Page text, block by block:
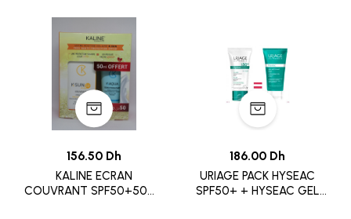
156.50 Dh
KALINE ECRAN
COUVRANT SPF50+50ML
186.00 Dh
URIAGE PACK HYSEAC
SPF50+ + HYSEAC GEL